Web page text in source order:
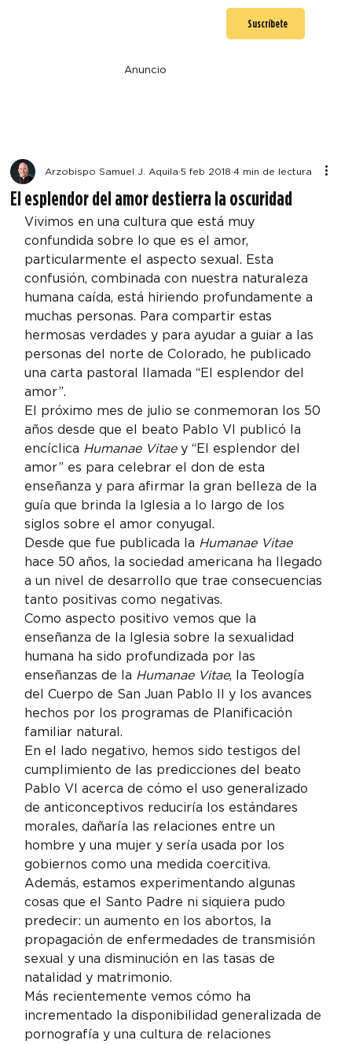
Suscríbete
Anuncio
El esplendor del amor destierra la oscuridad
Arzobispo Samuel J. Aquila 5 feb 2018 4 min de lectura
Vivimos en una cultura que está muy
confundida sobre lo que es el amor,
particularmente el aspecto sexual. Esta
confusión, combinada con nuestra naturaleza
humana caída, está hiriendo profundamente a
muchas personas. Para compartir estas
hermosas verdades y para ayudar a guiar a las
personas del norte de Colorado, he publicado
una carta pastoral llamada “El esplendor del
amor”.
El próximo mes de julio se conmemoran los 50
años desde que el beato Pablo VI publicó la
encíclica Humanae Vitae y “El esplendor del
amor” es para celebrar el don de esta
enseñanza y para afirmar la gran belleza de la
guía que brinda la Iglesia a lo largo de los
siglos sobre el amor conyugal.
Desde que fue publicada la Humanae Vitae
hace 50 años, la sociedad americana ha llegado
a un nivel de desarrollo que trae consecuencias
tanto positivas como negativas.
Como aspecto positivo vemos que la
enseñanza de la Iglesia sobre la sexualidad
humana ha sido profundizada por las
enseñanzas de la Humanae Vitae, la Teología
del Cuerpo de San Juan Pablo II y los avances
hechos por los programas de Planificación
familiar natural.
En el lado negativo, hemos sido testigos del
cumplimiento de las predicciones del beato
Pablo VI acerca de cómo el uso generalizado
de anticonceptivos reduciría los estándares
morales, dañaría las relaciones entre un
hombre y una mujer y sería usada por los
gobiernos como una medida coercitiva.
Además, estamos experimentando algunas
cosas que el Santo Padre ni siquiera pudo
predecir: un aumento en los abortos, la
propagación de enfermedades de transmisión
sexual y una disminución en las tasas de
natalidad y matrimonio.
Más recientemente vemos cómo ha
incrementado la disponibilidad generalizada de
pornografía y una cultura de relaciones